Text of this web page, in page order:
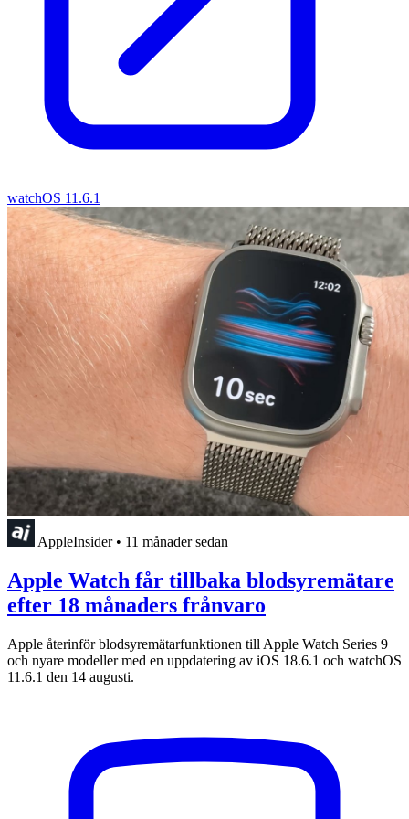
watchOS 11.6.1
AppleInsider • 11 månader sedan
Apple Watch får tillbaka blodsyremätare
efter 18 månaders frånvaro
Apple återinför blodsyremätarfunktionen till Apple Watch Series 9
och nyare modeller med en uppdatering av iOS 18.6.1 och watchOS
11.6.1 den 14 augusti.